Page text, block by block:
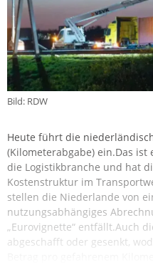
Bild: RDW
Heute führt die
(Kilometerabgabe) ein.Das
die Logistikbranche und hat
Kostenstruktur im
stellen die Niederlande von
nutzungsabhängiges
„Eurovignette“ entfällt.Auch
abgeschafft oder gesenkt,